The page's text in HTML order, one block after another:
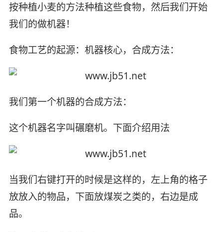
按种植小麦的方法种植这些食物，然后我们开始
我们的做机器！
食物工艺的起源：机器核心，合成方法：
我们第一个机器的合成方法：
这个机器名字叫碾磨机。下面介绍用法
当我们右键打开的时候是这样的，左上角的格子
放放入的物品，下面放煤炭之类的，右边是成
品。